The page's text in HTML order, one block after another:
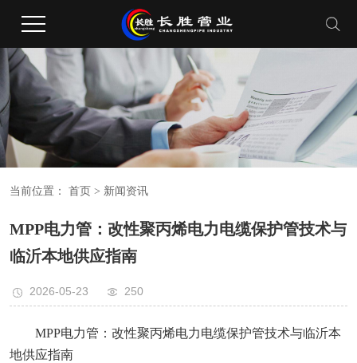
当前位置： 首页 > 新闻资讯
‌MPP电力管：改性聚丙烯电力电缆保护管技术与
临沂本地供应指南
2026-05-23 250
MPP电力管：改性聚丙烯电力电缆保护管技术与临沂本
地供应指南‌